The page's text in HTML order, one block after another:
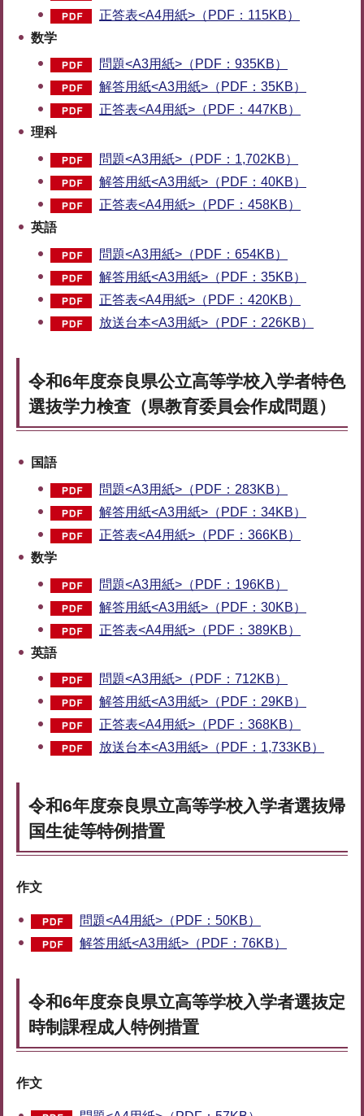
正答表<A4用紙>（PDF：115KB）
数学
問題<A3用紙>（PDF：935KB）
解答用紙<A3用紙>（PDF：35KB）
正答表<A4用紙>（PDF：447KB）
理科
問題<A3用紙>（PDF：1,702KB）
解答用紙<A3用紙>（PDF：40KB）
正答表<A4用紙>（PDF：458KB）
英語
問題<A3用紙>（PDF：654KB）
解答用紙<A3用紙>（PDF：35KB）
正答表<A4用紙>（PDF：420KB）
放送台本<A3用紙>（PDF：226KB）
令和6年度奈良県公立高等学校入学者特色
選抜学力検査（県教育委員会作成問題）
国語
問題<A3用紙>（PDF：283KB）
解答用紙<A3用紙>（PDF：34KB）
正答表<A4用紙>（PDF：366KB）
数学
問題<A3用紙>（PDF：196KB）
解答用紙<A3用紙>（PDF：30KB）
正答表<A4用紙>（PDF：389KB）
英語
問題<A3用紙>（PDF：712KB）
解答用紙<A3用紙>（PDF：29KB）
正答表<A4用紙>（PDF：368KB）
放送台本<A3用紙>（PDF：1,733KB）
令和6年度奈良県立高等学校入学者選抜帰
国生徒等特例措置
作文
問題<A4用紙>（PDF：50KB）
解答用紙<A3用紙>（PDF：76KB）
令和6年度奈良県立高等学校入学者選抜定
時制課程成人特例措置
作文